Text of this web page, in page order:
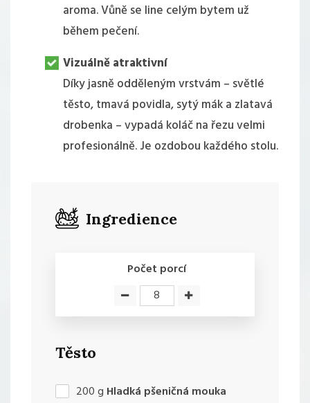
aroma. Vůně se line celým bytem už
během pečení.
Vizuálně atraktivní
Díky jasně odděleným vrstvám – světlé
těsto, tmavá povidla, sytý mák a zlatavá
drobenka – vypadá koláč na řezu velmi
profesionálně. Je ozdobou každého stolu.
Ingredience
Počet porcí
Těsto
200g Hladká pšeničná mouka